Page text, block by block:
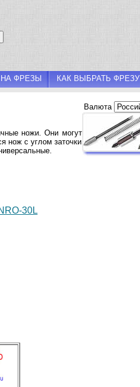
ФРЕЗЫ КАК ВЫБРАТЬ ФРЕЗУ
Валюта
ножи. Они могут
нож с углом заточки
.
30L